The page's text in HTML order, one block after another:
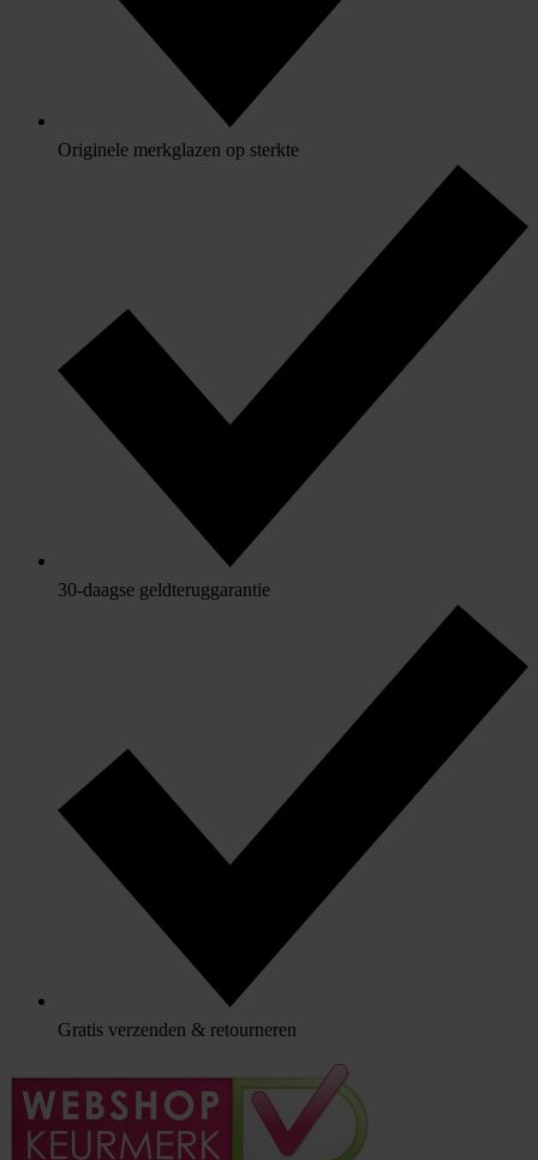
Originele merkglazen op sterkte
30-daagse geldteruggarantie
Gratis verzenden & retourneren